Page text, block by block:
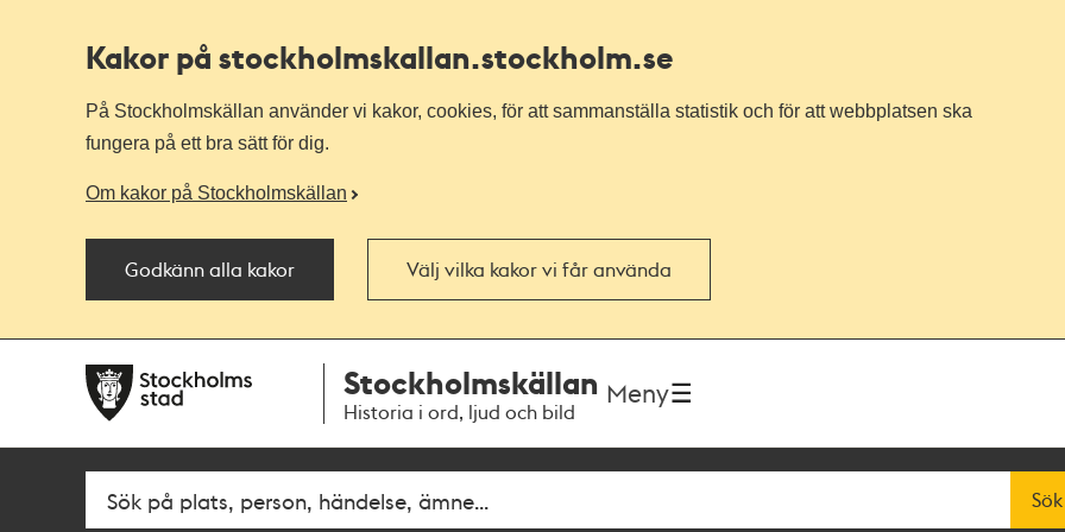
Kakor på stockholmskallan.stockholm.se
På Stockholmskällan använder vi kakor, cookies, för att sammanställa statistik och för att webbplatsen ska
fungera på ett bra sätt för dig.
Om kakor på Stockholmskällan
Godkänn alla kakor Välj vilka kakor vi får använda
navigationen
huvudinnehållet
Stockholmskällan
Historia i ord, ljud och bild
Meny
Fritextsök Sök